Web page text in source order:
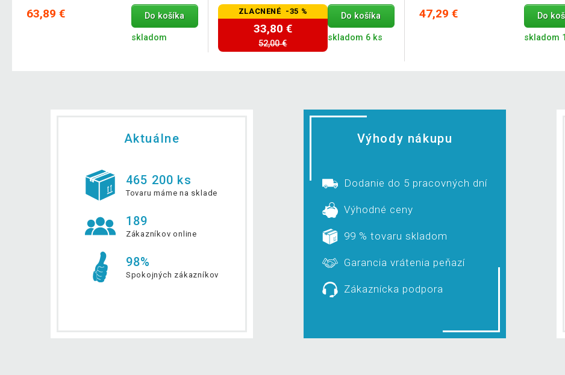
63,89 € Do košíka
skladom
ZLACNENÉ -35 %
33,80 €
52,00 €
Do košíka
skladom 6 ks
47,29 € Do
skladom
Aktuálne
465 200 ks
Tovaru máme na sklade
189
Zákazníkov online
98%
Spokojných zákazníkov
Výhody nákupu
Dodanie do 5 pracovných dní
Výhodné ceny
99 % tovaru skladom
Garancia vrátenia peňazí
Zákaznícka podpora